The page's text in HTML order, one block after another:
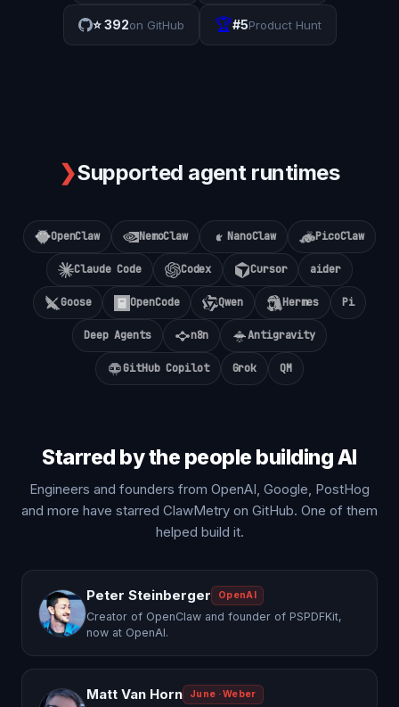
⭐392on GitHub 🏆#5Product Hunt
❯Supported agent runtimes
OpenClaw NemoClaw NanoClaw PicoClaw
Claude Code Codex Cursor aider
Goose OpenCode Qwen Hermes Pi
Deep Agents n8n Antigravity
GitHub Copilot Grok QM
Starred by the people building AI
Engineers and founders from OpenAI, Google, PostHog
and more have starred ClawMetry on GitHub. One of them
helped build it.
Peter Steinberger OpenAI
Creator of OpenClaw and founder of PSPDFKit,
now at OpenAI.
Matt Van Horn June · Weber